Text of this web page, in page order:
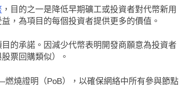
，目的之一是降低早期礦工或投資者對代幣新用
，為項目的每個投資者提供更多的價值。
的承諾。因減少代幣表明開發商願意為投資者
票回購類似）。
燒證明（PoB），以確保網絡中所有參與節點
即市消息 最新資訊